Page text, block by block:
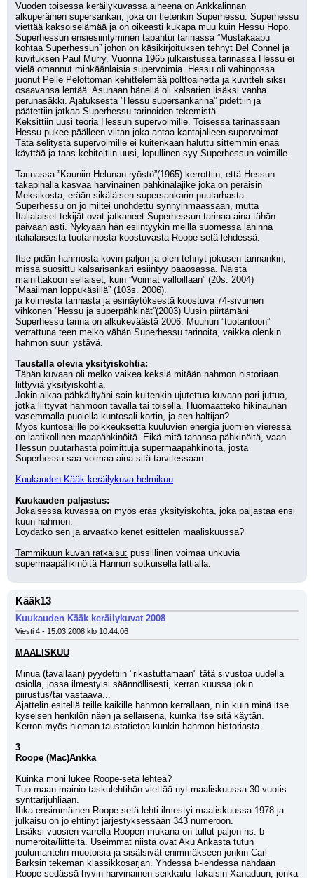
Vuoden toisessa keräilykuvassa aiheena on Ankkalinnan
alkuperäinen supersankari, joka on tietenkin Superhessu. Superhessu
viettää kaksoiselämää ja on oikeasti kukapa muu kuin Hessu Hopo.
Superhessun ensiesiintyminen tapahtui tarinassa ”Mustakaapu
kohtaa Superhessun” johon on käsikirjoituksen tehnyt Del Connel ja
kuvituksen Paul Murry. Vuonna 1965 julkaistussa tarinassa Hessu ei
vielä omannut minkäänlaisia supervoimia. Hessu oli vahingossa
juonut Pelle Pelottoman kehittelemää polttoainetta ja kuvitteli siksi
osaavansa lentää. Asunaan hänellä oli kalsarien lisäksi vanha
perunasäkki. Ajatuksesta ”Hessu supersankarina” pidettiin ja
päätettiin jatkaa Superhessu tarinoiden tekemistä.
Keksittiin uusi teoria Hessun supervoimille. Toisessa tarinassaan
Hessu pukee päälleen viitan joka antaa kantajalleen supervoimat.
Tätä selitystä supervoimille ei kuitenkaan haluttu sittemmin enää
käyttää ja taas kehiteltiin uusi, lopullinen syy Superhessun voimille.
Tarinassa ”Kauniin Helunan ryöstö”(1965) kerrottiin, että Hessun
takapihalla kasvaa harvinainen pähkinälajike joka on peräisin
Meksikosta, erään sikäläisen supersankarin puutarhasta.
Superhessu on jo miltei unohdettu synnyinmaassaan, mutta
Italialaiset tekijät ovat jatkaneet Superhessun tarinaa aina tähän
päivään asti. Nykyään hän esiintyykin meillä suomessa lähinnä
italialaisesta tuotannosta koostuvasta Roope-setä-lehdessä.
Itse pidän hahmosta kovin paljon ja olen tehnyt jokusen tarinankin,
missä suosittu kalsarisankari esiintyy pääosassa. Näistä
mainittakoon sellaiset, kuin ”Voimat valloillaan” (20s. 2004)
”Maailman loppukäsillä” (103s. 2006).
ja kolmesta tarinasta ja esinäytöksestä koostuva 74-sivuinen
vihkonen ”Hessu ja superpähkinät”(2003) Uusin piirtämäni
Superhessu tarina on alkukeväästä 2006. Muuhun ”tuotantoon”
verrattuna teen melko vähän Superhessu tarinoita, vaikka olenkin
hahmon suuri ystävä.
Taustalla olevia yksityiskohtia:
Tähän kuvaan oli melko vaikea keksiä mitään hahmon historiaan
liittyviä yksityiskohtia.
Jokin aikaa pähkäiltyäni sain kuitenkin ujutettua kuvaan pari juttua,
jotka liittyvät hahmoon tavalla tai toisella. Huomaatteko hikinauhan
vasemmalla puolella kuntosali kortin, ja sen haltijan?
Myös kuntosalille poikkeuksetta kuuluvien energia juomien vieressä
on laatikollinen maapähkinöitä. Eikä mitä tahansa pähkinöitä, vaan
Hessun puutarhasta poimittuja supermaapähkinöitä, josta
Superhessu saa voimaa aina sitä tarvitessaan.
Kuukauden Kääk keräilykuva helmikuu
Kuukauden paljastus:
Jokaisessa kuvassa on myös eräs yksityiskohta, joka paljastaa ensi
kuun hahmon.
Löydätkö sen ja arvaatko kenet esittelen maaliskuussa?
Tammikuun kuvan ratkaisu: pussillinen voimaa uhkuvia
supermaapähkinöitä Hannun sotkuisella lattialla.
Kääk13
Kuukauden Kääk keräilykuvat 2008
Viesti 4 - 15.03.2008 klo 10:44:06
MAALISKUU
Minua (tavallaan) pyydettiin "rikastuttamaan" tätä sivustoa uudella
osiolla, jossa ilmestyisi säännöllisesti, kerran kuussa jokin
piirustus/tai vastaava...
Ajattelin esitellä teille kaikille hahmon kerrallaan, niin kuin minä itse
kyseisen henkilön näen ja sellaisena, kuinka itse sitä käytän.
Kerron myös hieman taustatietoa kunkin hahmon historiasta.
3
Roope (Mac)Ankka
Kuinka moni lukee Roope-setä lehteä?
Tuo maan mainio taskulehtihän viettää nyt maaliskuussa 30-vuotis
synttärijuhliaan.
Ihka ensimmäinen Roope-setä lehti ilmestyi maaliskuussa 1978 ja
julkaisu on jo ehtinyt järjestyksessään 343 numeroon.
Lisäksi vuosien varrella Roopen mukana on tullut paljon ns. b-
numeroita/liitteitä. Useimmat niistä ovat Aku Ankasta tutun
joulumantelin muotoisia ja sisälsivät enimmäkseen jonkin Carl
Barksin tekemän klassikkosarjan. Yhdessä b-lehdessä nähdään
Roope-sedässä hyvin harvinainen seikkailu Takaisin Xanaduun, jonka